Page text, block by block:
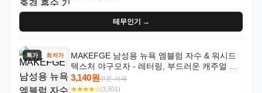
테무인기 →
특가 최저가
MAKEFGE 남성용 뉴욕 엠블럼 자수 & 워시드
텍스처 야구모자 - 레터링, 부드러운 캐주얼 모
자, NYC 스타일
3,140원쿠폰 가격
★★★★☆(3,501)